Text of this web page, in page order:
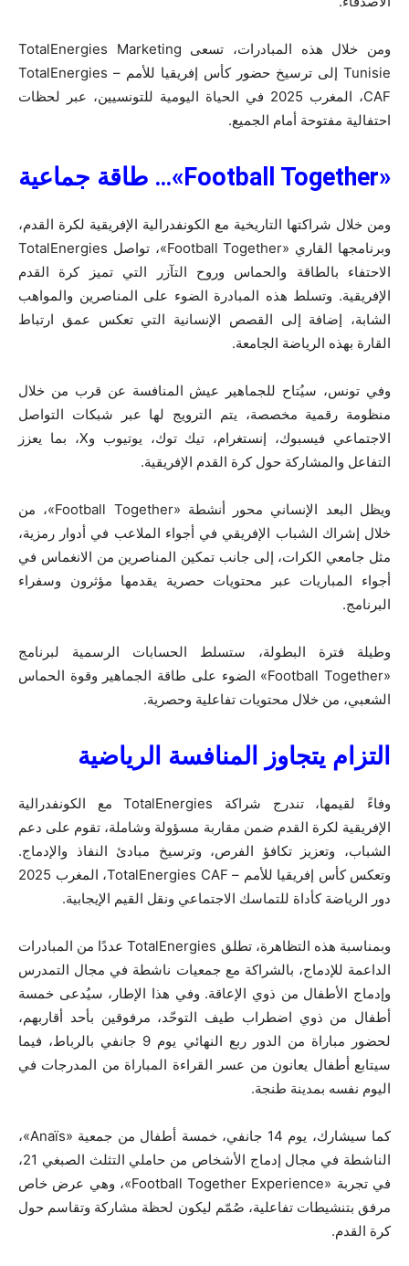
ومن خلال هذه المبادرات، تسعى TotalEnergies Marketing
Tunisie إلى ترسيخ حضور كأس إفريقيا للأمم – TotalEnergies
CAF، المغرب 2025 في الحياة اليومية للتونسيين، عبر لحظات
احتفالية مفتوحة أمام الجميع.
«Football Together»… طاقة جماعية
ومن خلال شراكتها التاريخية مع الكونفدرالية الإفريقية لكرة القدم،
وبرنامجها القاري «Football Together»، تواصل TotalEnergies
الاحتفاء بالطاقة والحماس وروح التآزر التي تميز كرة القدم
الإفريقية. وتسلط هذه المبادرة الضوء على المناصرين والمواهب
الشابة، إضافة إلى القصص الإنسانية التي تعكس عمق ارتباط
القارة بهذه الرياضة الجامعة.
وفي تونس، سيُتاح للجماهير عيش المنافسة عن قرب من خلال
منظومة رقمية مخصصة، يتم الترويج لها عبر شبكات التواصل
الاجتماعي فيسبوك، إنستغرام، تيك توك، يوتيوب وX، بما يعزز
التفاعل والمشاركة حول كرة القدم الإفريقية.
ويظل البعد الإنساني محور أنشطة «Football Together»، من
خلال إشراك الشباب الإفريقي في أجواء الملاعب في أدوار رمزية،
مثل جامعي الكرات، إلى جانب تمكين المناصرين من الانغماس في
أجواء المباريات عبر محتويات حصرية يقدمها مؤثرون وسفراء
البرنامج.
وطيلة فترة البطولة، ستسلط الحسابات الرسمية لبرنامج
«Football Together» الضوء على طاقة الجماهير وقوة الحماس
الشعبي، من خلال محتويات تفاعلية وحصرية.
التزام يتجاوز المنافسة الرياضية
وفاءً لقيمها، تندرج شراكة TotalEnergies مع الكونفدرالية
الإفريقية لكرة القدم ضمن مقاربة مسؤولة وشاملة، تقوم على دعم
الشباب، وتعزيز تكافؤ الفرص، وترسيخ مبادئ النفاذ والإدماج.
وتعكس كأس إفريقيا للأمم – TotalEnergies CAF، المغرب 2025
دور الرياضة كأداة للتماسك الاجتماعي ونقل القيم الإيجابية.
وبمناسبة هذه التظاهرة، تطلق TotalEnergies عددًا من المبادرات
الداعمة للإدماج، بالشراكة مع جمعيات ناشطة في مجال التمدرس
وإدماج الأطفال من ذوي الإعاقة. وفي هذا الإطار، سيُدعى خمسة
أطفال من ذوي اضطراب طيف التوحّد، مرفوقين بأحد أقاربهم،
لحضور مباراة من الدور ربع النهائي يوم 9 جانفي بالرباط، فيما
سيتابع أطفال يعانون من عسر القراءة المباراة من المدرجات في
اليوم نفسه بمدينة طنجة.
كما سيشارك، يوم 14 جانفي، خمسة أطفال من جمعية «Anaïs»،
الناشطة في مجال إدماج الأشخاص من حاملي التثلث الصبغي 21،
في تجربة «Football Together Experience»، وهي عرض خاص
مرفق بتنشيطات تفاعلية، صُمّم ليكون لحظة مشاركة وتقاسم حول
كرة القدم.